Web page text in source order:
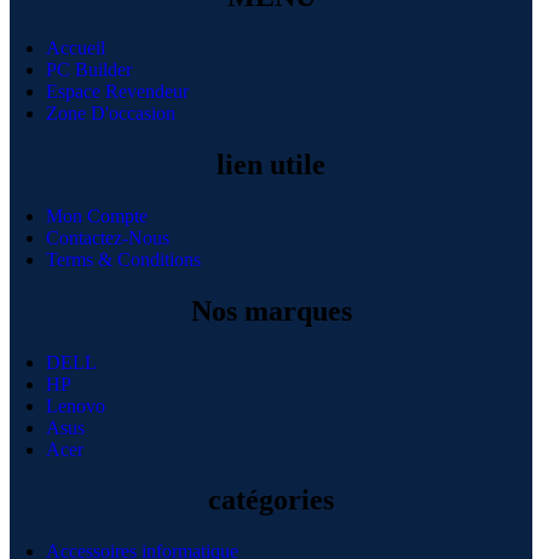
Accueil
PC Builder
Espace Revendeur
Zone D'occasion
lien utile
Mon Compte
Contactez-Nous
Terms & Conditions
Nos marques
DELL
HP
Lenovo
Asus
Acer
catégories
Accessoires informatique